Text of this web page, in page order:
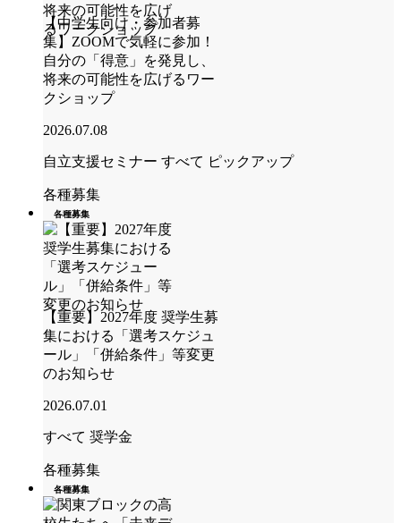
【中学生向け・参加者募
集】ZOOMで気軽に参加！
自分の「得意」を発見し、
将来の可能性を広げるワー
クショップ
2026.07.08
自立支援セミナー すべて ピックアップ
各種募集
各種募集
【重要】2027年度 奨学生募
集における「選考スケジュ
ール」「併給条件」等変更
のお知らせ
2026.07.01
すべて 奨学金
各種募集
各種募集